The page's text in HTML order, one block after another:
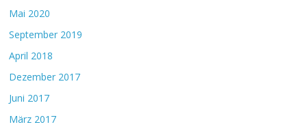
Mai 2020
September 2019
April 2018
Dezember 2017
Juni 2017
März 2017